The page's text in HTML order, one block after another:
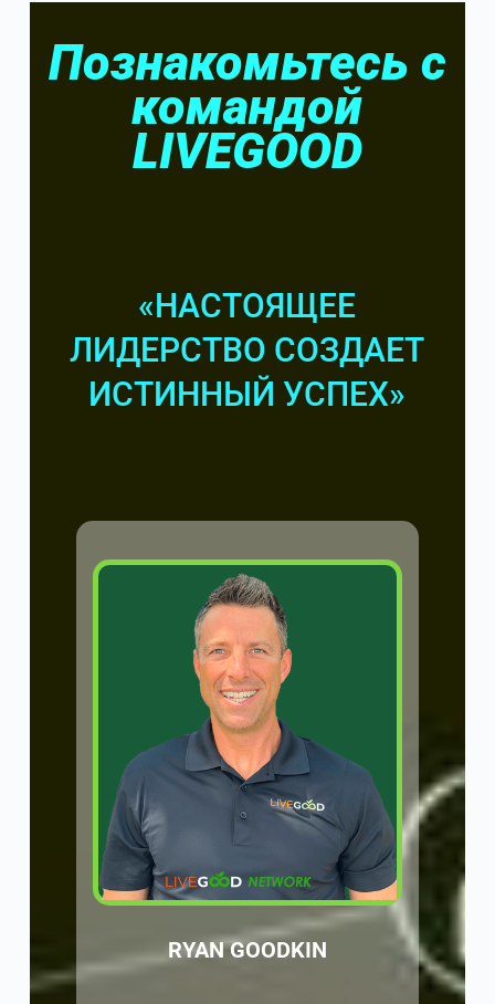
Познакомьтесь с
командой
LIVEGOOD
«НАСТОЯЩЕЕ
ЛИДЕРСТВО СОЗДАЕТ
ИСТИННЫЙ УСПЕХ»
RYAN GOODKIN